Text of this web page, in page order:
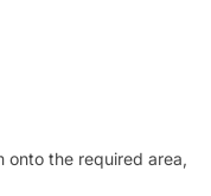
onto the required area,